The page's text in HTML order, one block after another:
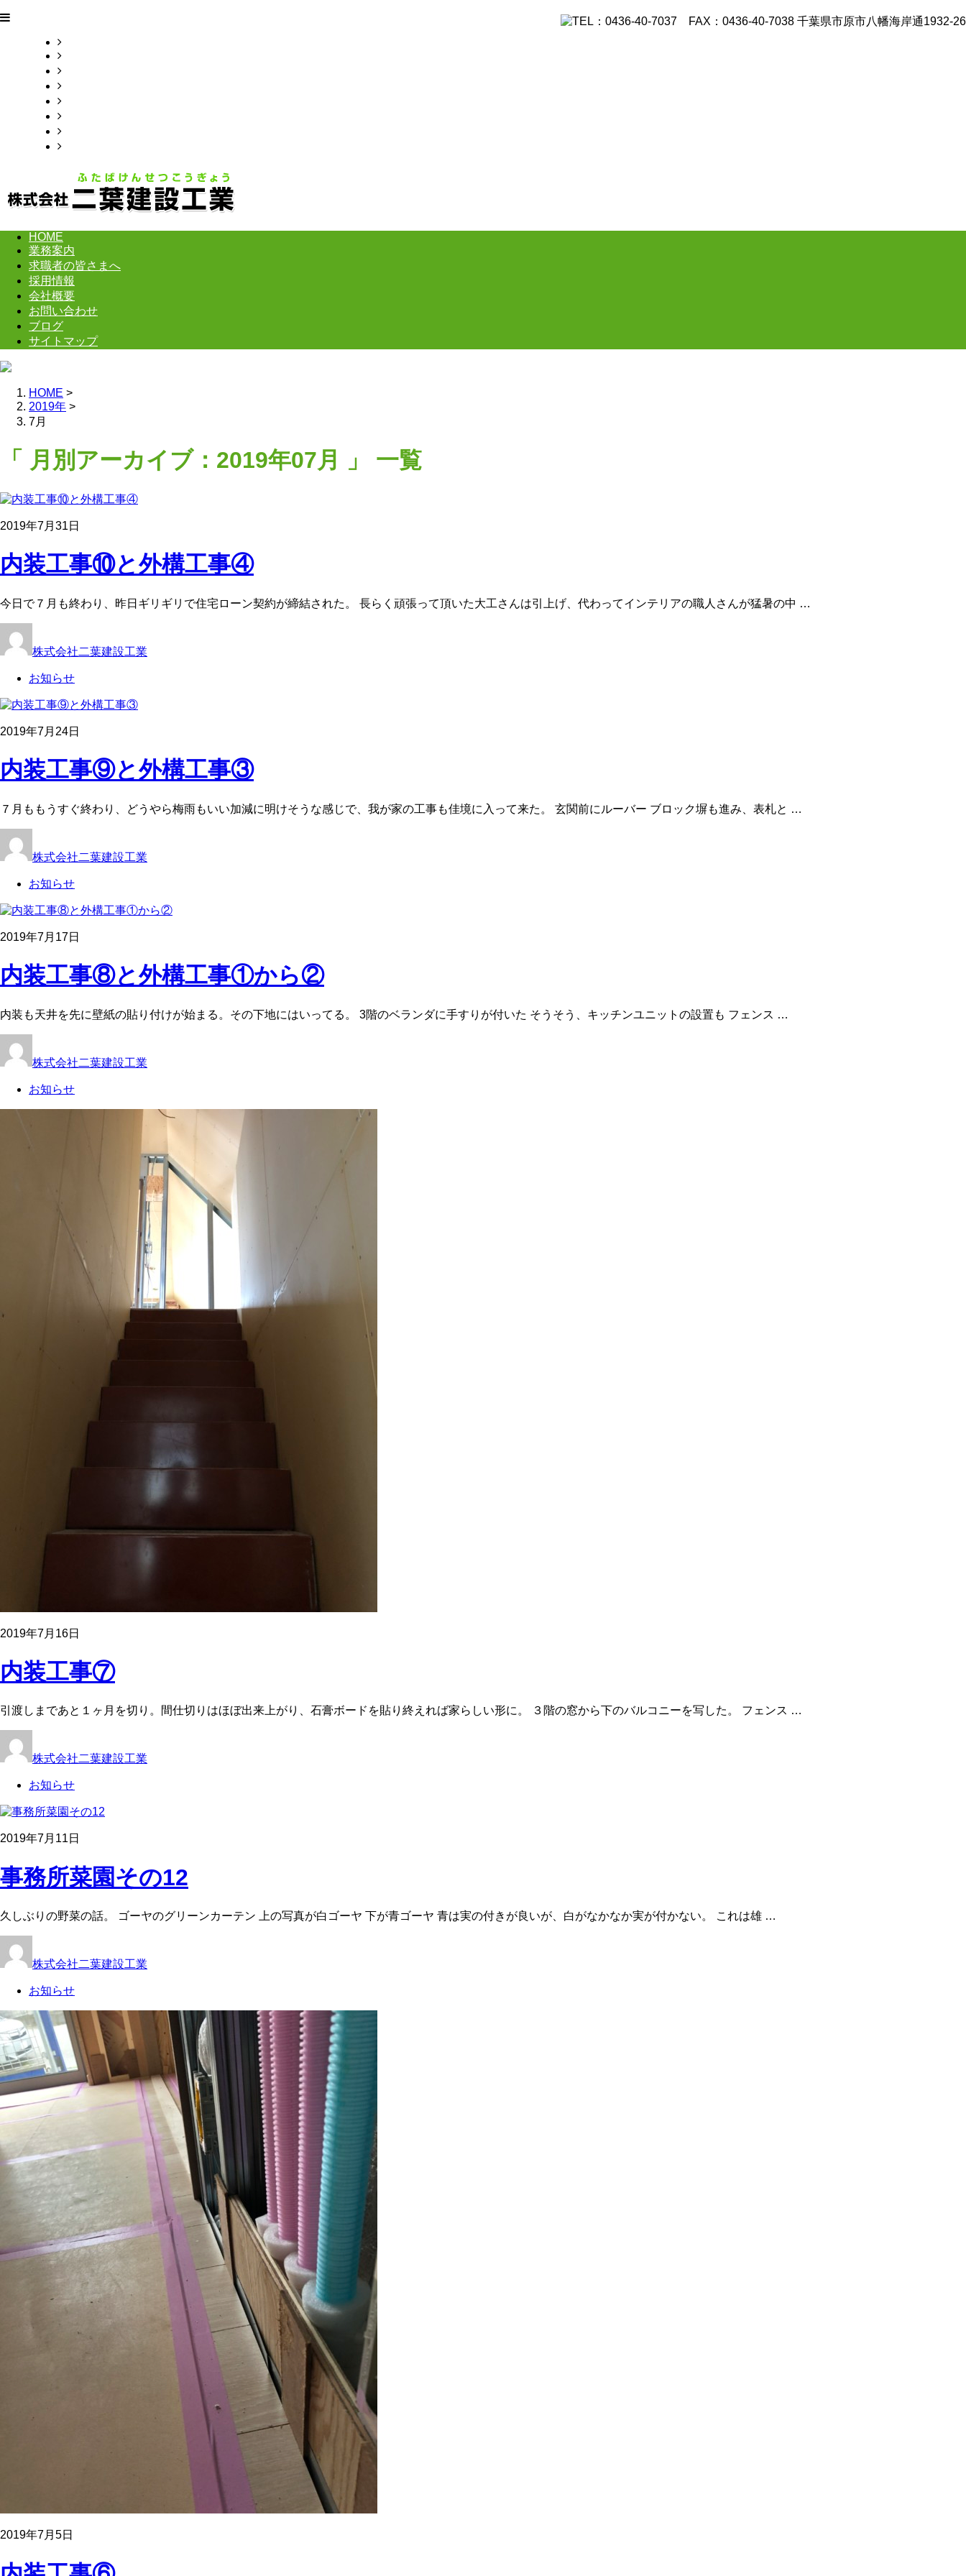
HOME
業務案内
求職者の皆さまへ
採用情報
会社概要
お問い合わせ
ブログ
サイトマップ
HOME >
2019年 >
7月
「 月別アーカイブ：2019年07月 」 一覧
2019年7月31日
内装工事⑩と外構工事④
今日で７月も終わり、昨日ギリギリで住宅ローン契約が締結された。 長らく頑張って頂いた大工さんは引上げ、代わってインテリアの職人さんが猛暑の中 …
株式会社二葉建設工業
お知らせ
2019年7月24日
内装工事⑨と外構工事③
７月ももうすぐ終わり、どうやら梅雨もいい加減に明けそうな感じで、我が家の工事も佳境に入って来た。 玄関前にルーバー ブロック塀も進み、表札と …
株式会社二葉建設工業
お知らせ
2019年7月17日
内装工事⑧と外構工事①から②
内装も天井を先に壁紙の貼り付けが始まる。その下地にはいってる。 3階のベランダに手すりが付いた そうそう、キッチンユニットの設置も フェンス …
株式会社二葉建設工業
お知らせ
2019年7月16日
内装工事⑦
引渡しまであと１ヶ月を切り。間仕切りはほぼ出来上がり、石膏ボードを貼り終えれば家らしい形に。 ３階の窓から下のバルコニーを写した。 フェンス …
株式会社二葉建設工業
お知らせ
2019年7月11日
事務所菜園その12
久しぶりの野菜の話。 ゴーヤのグリーンカーテン 上の写真が白ゴーヤ 下が青ゴーヤ 青は実の付きが良いが、白がなかなか実が付かない。 これは雄 …
株式会社二葉建設工業
お知らせ
2019年7月5日